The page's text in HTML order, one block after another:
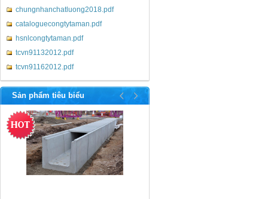
http://betongtaman.com/
chungnhanchatluong2018.pdf
cataloguecongtytaman.pdf
hsnlcongtytaman.pdf
tcvn91132012.pdf
tcvn91162012.pdf
Sản phẩm tiêu biểu